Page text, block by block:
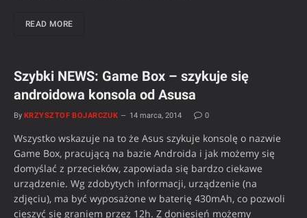
READ MORE
Szybki NEWS: Game Box – szykuje się
androidowa konsola od Asusa
By KRZYSZTOF BOJARCZUK 14 marca, 2014 0
Wszystko wskazuje na to że Asus szykuje konsolę o nazwie
Game Box, pracującą na bazie Androida i jak możemy się
domyślać z przecieków, zapowiada się bardzo ciekawe
urządzenie. Wg zdobytych informacji, urządzenie (na
zdjęciu), ma być wyposażone w baterię 430mAh, co pozwoli
cieszyć się graniem przez 12h. Z doniesień możemy